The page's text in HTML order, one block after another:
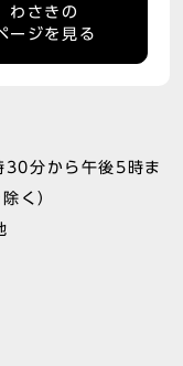
わさきの
ージを見る
30分から午後5時ま
く）